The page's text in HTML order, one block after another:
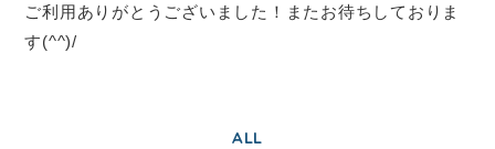
ご利用ありがとうございました！またお待ちしておりま
す(^^)/
ALL